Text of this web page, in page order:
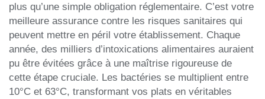
plus qu’une simple obligation réglementaire. C’est votre
meilleure assurance contre les risques sanitaires qui
peuvent mettre en péril votre établissement. Chaque
année, des milliers d’intoxications alimentaires auraient
pu être évitées grâce à une maîtrise rigoureuse de
cette étape cruciale. Les bactéries se multiplient entre
10°C et 63°C, transformant vos plats en véritables